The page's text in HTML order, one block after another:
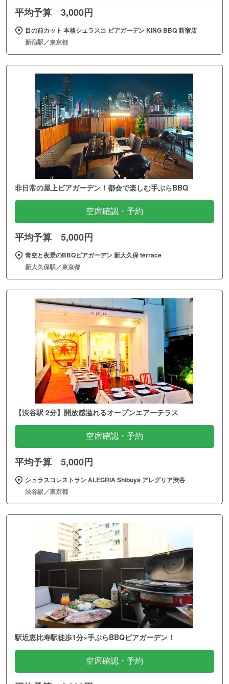
平均予算 3,000円
目の前カット 本格シュラスコ ビアガーデン KING BBQ 新宿店
新宿駅／東京都
非日常の屋上ビアガーデン！都会で楽しむ手ぶらBBQ
空席確認・予約
平均予算 5,000円
青空と夜景のBBQビアガーデン 新大久保 terrace
新大久保駅／東京都
【渋谷駅 2分】開放感溢れるオープンエアーテラス
空席確認・予約
平均予算 5,000円
シュラスコレストラン ALEGRIA Shibuya アレグリア渋谷
渋谷駅／東京都
駅近恵比寿駅徒歩1分×手ぶらBBQビアガーデン！
空席確認・予約